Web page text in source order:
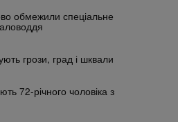
обмежили спеціальне
грози, град і шквали
72-річного чоловіка з